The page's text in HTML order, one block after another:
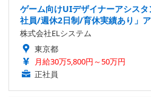
ゲーム向けUIデザイナーアシス
社員/週休2日制/育休実績あり」
株式会社ELシステム
東京都
月給30万5,800円～50万円
正社員